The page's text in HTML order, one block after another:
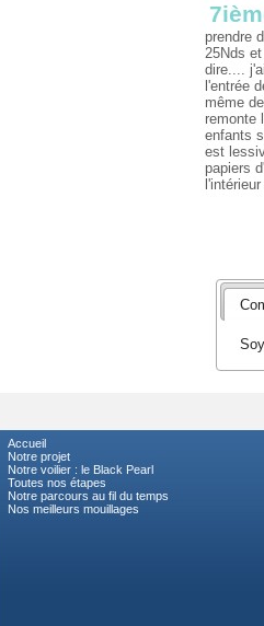
prendre
25Nds
dire....
l'entrée
même
remonte
enfants
est
papiers
Accueil
Notre projet
Notre voilier : le Black Pearl
Toutes nos étapes
Notre parcours au fil du temps
Nos meilleurs mouillages